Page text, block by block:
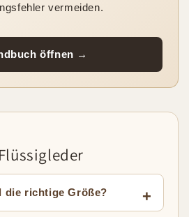
vermeiden.
öffnen →
die richtige Größe?